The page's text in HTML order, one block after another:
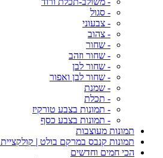
- סגול
- צבעוני
- צהוב
- שחור
- שחור וזהב
- שחור לבן
- שחור לבן ואפור
- שמנת
- תכלת
- תמונות בצבע טורקיז
- תמונות בצבע כסף
תמונות מעוצבות
תמונות קנבס במרקם בולט | קולקציית Art Touch
הכי חמים וחדשים